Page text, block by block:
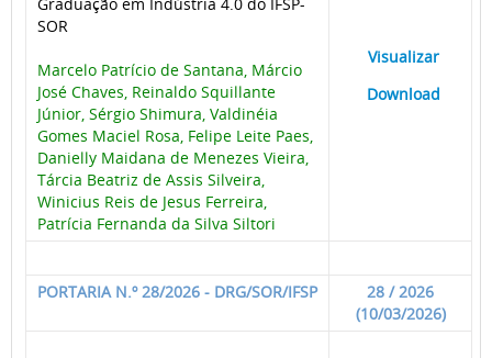
SOR
Marcelo Patrício de Santana, Márcio
José Chaves, Reinaldo Squillante
Júnior, Sérgio Shimura, Valdinéia
Gomes Maciel Rosa, Felipe Leite Paes,
Danielly Maidana de Menezes Vieira,
Tárcia Beatriz de Assis Silveira,
Winicius Reis de Jesus Ferreira,
Patrícia Fernanda da Silva Siltori
Visualizar
Download
PORTARIA N.º 28/2026 - DRG/SOR/IFSP
28 / 2026
(10/03/2026)